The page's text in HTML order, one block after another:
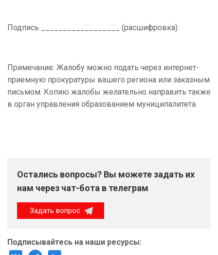
Подпись __________________ (расшифровка)
Примечание: Жалобу можно подать через интернет-
приемную прокуратуры вашего региона или заказным
письмом. Копию жалобы желательно направить также
в орган управления образованием муниципалитета.
Остались вопросы? Вы можете задать их
нам через чат-бота в телеграм
Задать вопрос
Подписывайтесь на наши ресурсы: